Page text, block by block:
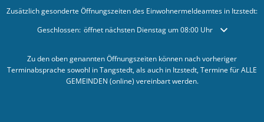
Zusätzlich gesonderte Öffnungszeiten des Einwohnermeldeamtes in Itzstedt:
Klicken, um weitere Öffnungs- oder Schließzeiten auszublenden
Geschlossen: öffnet nächsten Dienstag um 08:00 Uhr
Zu den oben genannten Öffnungszeiten können nach vorheriger
Terminabsprache sowohl in Tangstedt, als auch in Itzstedt, Termine für ALLE
GEMEINDEN (online) vereinbart werden.